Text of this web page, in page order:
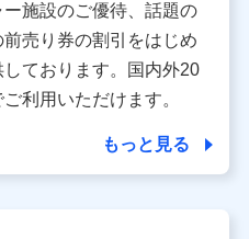
同利用者（詳細は次のとお
1号 山王パークタワー
役社長 前田 義晃
10 アーバンネット日本橋
施設のご優待、話題の
売り券の割引をはじめ
ております。国内外20
利用いただけます。
もっと見る